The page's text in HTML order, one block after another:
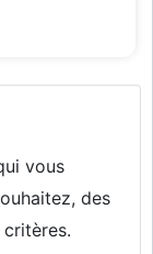
vous
des